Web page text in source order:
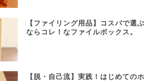
【ファイリング用品】コスパで選ぶ
ならコレ！なファイルボックス。
【脱・自己流】実践！はじめてのホ